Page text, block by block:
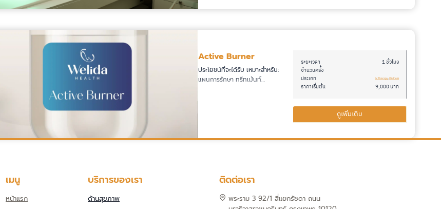
Active Burner
ประโยชน์ที่จะได้รับ เหมาะสำหรับ:
แผนการรักษา ทรีทเม้นท์…
ระยะเวลา
1 ชั่วโมง
จำนวนครั้ง
ประเภท
IV Therapy, Wellness
ราคาเริ่มต้น 9,000 บาท
ดูเพิ่มเติม
เมนู
หน้าแรก
บริการของเรา
ด้านสุขภาพ
ติดต่อเรา
พระราม 3 92/1 สี่แยกรัชดา ถนน